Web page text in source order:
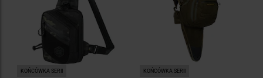
KOŃCÓWKA SERII KOŃCÓWKA SERII